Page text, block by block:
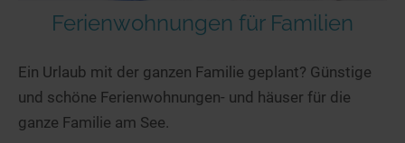
Ferienwohnungen für Familien
Ein Urlaub mit der ganzen Familie geplant? Günstige
und schöne Ferienwohnungen- und häuser für die
ganze Familie am See.